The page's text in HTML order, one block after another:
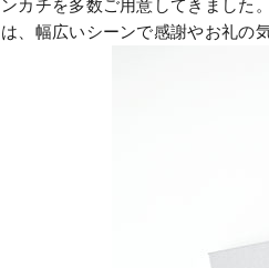
ンカチを多数ご用意してきました
は、幅広いシーンで感謝やお礼の